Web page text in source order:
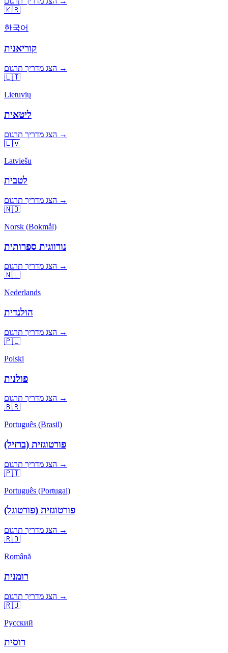
🇰🇷
한국어
קוריאנית
הצג מדריך תרגום →
🇱🇹
Lietuvių
ליטאית
הצג מדריך תרגום →
🇱🇻
Latviešu
לטבית
הצג מדריך תרגום →
🇳🇴
Norsk (Bokmål)
נורווגית ספרותית
הצג מדריך תרגום →
🇳🇱
Nederlands
הולנדית
הצג מדריך תרגום →
🇵🇱
Polski
פולנית
הצג מדריך תרגום →
🇧🇷
Português (Brasil)
פורטוגזית (ברזיל)
הצג מדריך תרגום →
🇵🇹
Português (Portugal)
פורטוגזית (פורטוגל)
הצג מדריך תרגום →
🇷🇴
Română
רומנית
הצג מדריך תרגום →
🇷🇺
Русский
רוסית